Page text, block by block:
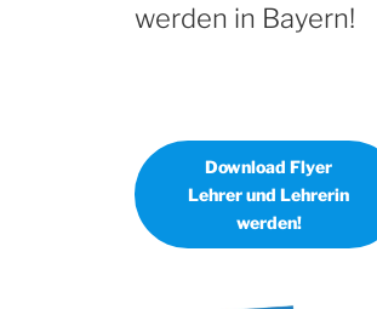
werden in Bayern!
Download Flyer
Lehrer und Lehrerin
werden!